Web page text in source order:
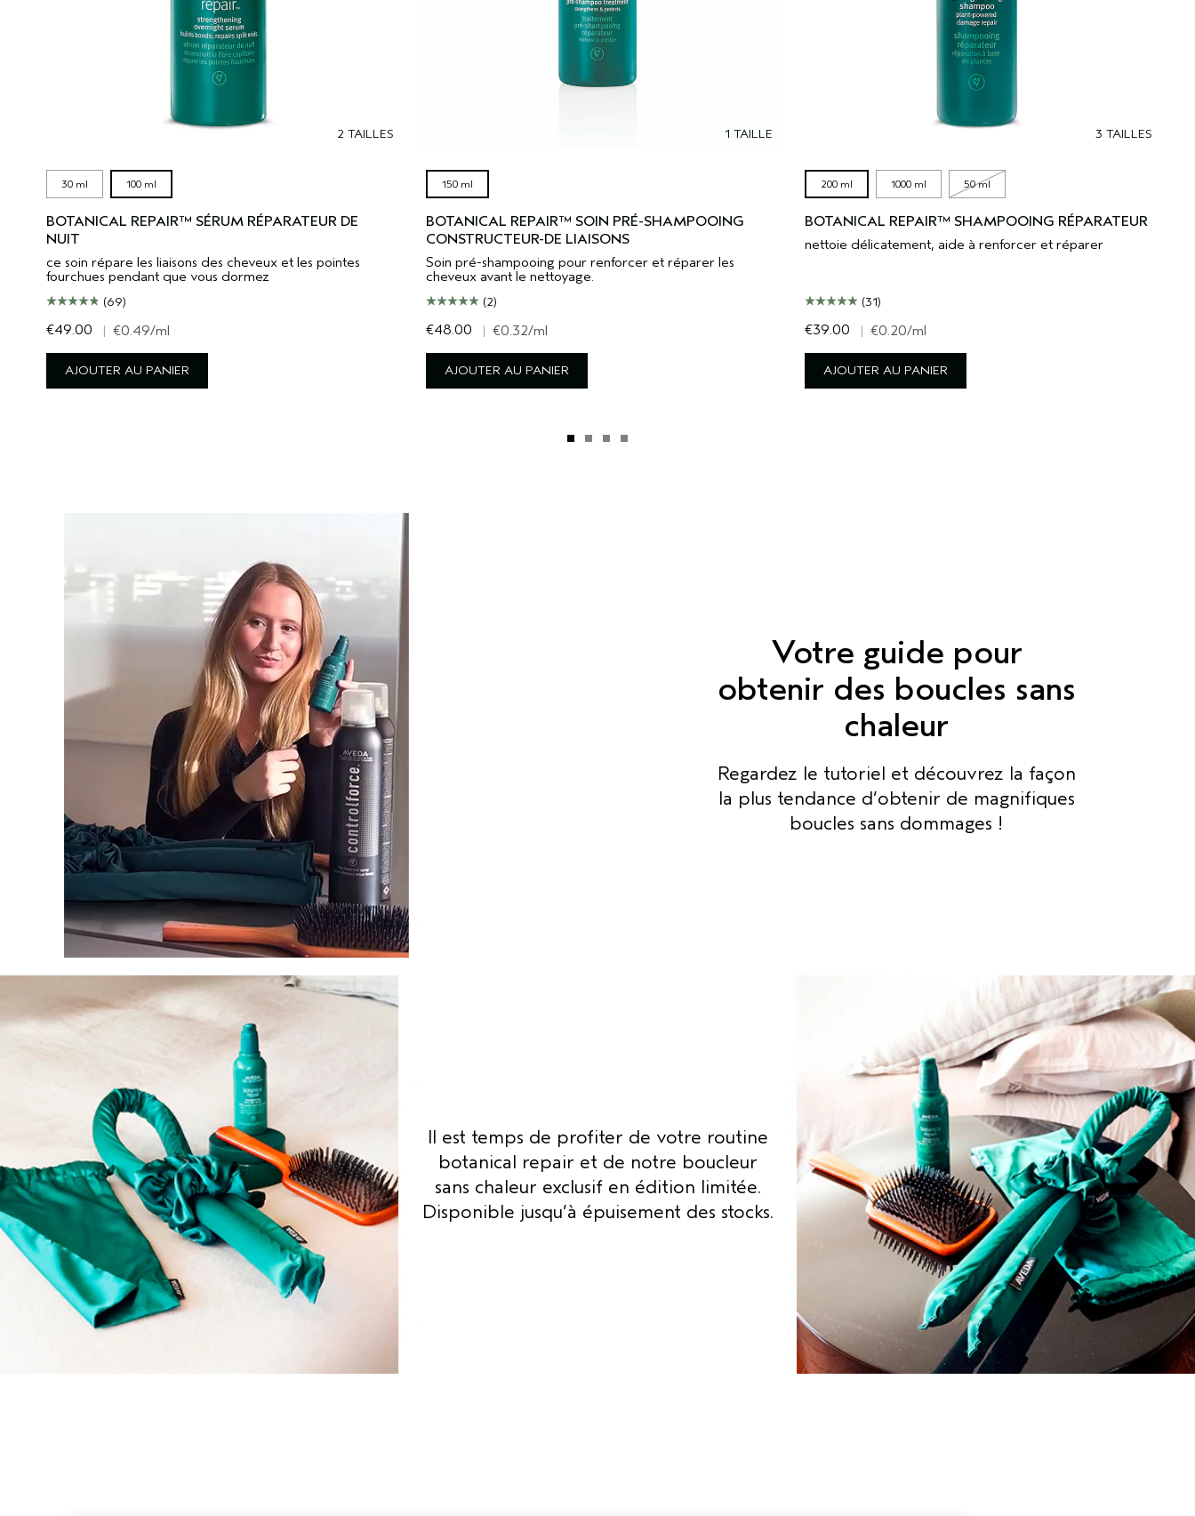
2 TAILLES
30 ml 100 ml
BOTANICAL REPAIR™ SÉRUM RÉPARATEUR DE
NUIT
ce soin répare les liaisons des cheveux et les pointes
fourchues pendant que vous dormez
(69)
€49.00 | €0.49/ml
AJOUTER AU PANIER
1 TAILLE
150 ml
BOTANICAL REPAIR™ SOIN PRÉ-SHAMPOOING
CONSTRUCTEUR-DE LIAISONS
Soin pré-shampooing pour renforcer et réparer les
cheveux avant le nettoyage.
(2)
€48.00 | €0.32/ml
AJOUTER AU PANIER
3 TAILLES
200 ml 1000 ml 50 ml
BOTANICAL REPAIR™ SHAMPOOING RÉPARATEUR
nettoie délicatement, aide à renforcer et réparer
(31)
€39.00 | €0.20/ml
AJOUTER AU PANIER
Votre guide pour
obtenir des boucles sans
chaleur
Regardez le tutoriel et découvrez la façon
la plus tendance d’obtenir de magnifiques
boucles sans dommages !
Il est temps de profiter de votre routine
botanical repair et de notre boucleur
sans chaleur exclusif en édition limitée.
Disponible jusqu’à épuisement des stocks.